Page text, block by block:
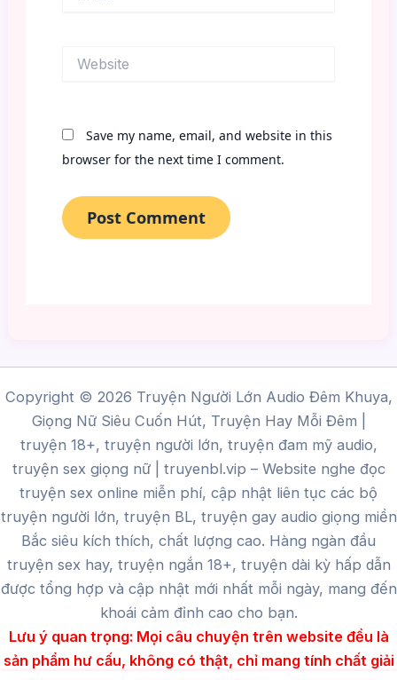
Save my name, email, and website in this
browser for the next time I comment.
Copyright © 2026 Truyện Người Lớn Audio Đêm Khuya,
Giọng Nữ Siêu Cuốn Hút, Truyện Hay Mỗi Đêm |
truyện 18+, truyện người lớn, truyện đam mỹ audio,
truyện sex giọng nữ | truyenbl.vip – Website nghe đọc
truyện sex online miễn phí, cập nhật liên tục các bộ
truyện người lớn, truyện BL, truyện gay audio giọng miền
Bắc siêu kích thích, chất lượng cao. Hàng ngàn đầu
truyện sex hay, truyện ngắn 18+, truyện dài kỳ hấp dẫn
được tổng hợp và cập nhật mới nhất mỗi ngày, mang đến
khoái cảm đỉnh cao cho bạn.
Lưu ý quan trọng: Mọi câu chuyện trên website đều là
sản phẩm hư cấu, không có thật, chỉ mang tính chất giải